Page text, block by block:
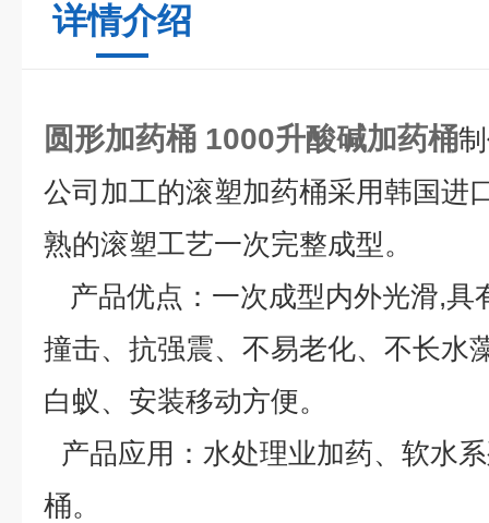
详情介绍
圆形加药桶 1000升酸碱加药桶
公司加工的滚塑加药桶采用韩国进
熟的滚塑工艺一次完整成型。
产品优点： 一次成型内外光滑,具
撞击、抗强震、不易老化、不长水
白蚁、安装移动方便。
产品应用 ：水处理业加药、软水
桶。